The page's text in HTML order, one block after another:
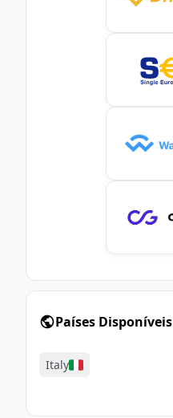
Países Disponíveis
Italy